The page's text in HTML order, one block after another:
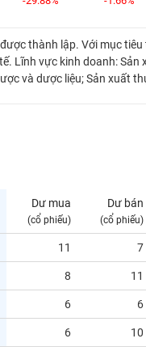
thành lập. Với mục
Lĩnh vực kinh doanh: Sản
và dược liệu; Sản xuất
Dư mua
(cổ phiếu)
Dư bán
(cổ phiếu)
11 7
8 11
6 6
6 10